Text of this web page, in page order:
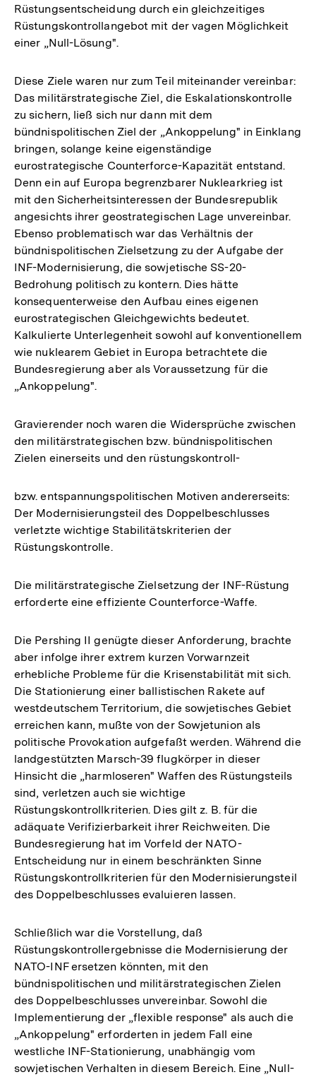
Rüstungsentscheidung durch ein gleichzeitiges
Rüstungskontrollangebot mit der vagen Möglichkeit
einer „Null-Lösung".
Diese Ziele waren nur zum Teil miteinander vereinbar:
Das militärstrategische Ziel, die Eskalationskontrolle
zu sichern, ließ sich nur dann mit dem
bündnispolitischen Ziel der „Ankoppelung" in Einklang
bringen, solange keine eigenständige
eurostrategische Counterforce-Kapazität entstand.
Denn ein auf Europa begrenzbarer Nuklearkrieg ist
mit den Sicherheitsinteressen der Bundesrepublik
angesichts ihrer geostrategischen Lage unvereinbar.
Ebenso problematisch war das Verhältnis der
bündnispolitischen Zielsetzung zu der Aufgabe der
INF-Modernisierung, die sowjetische SS-20-
Bedrohung politisch zu kontern. Dies hätte
konsequenterweise den Aufbau eines eigenen
eurostrategischen Gleichgewichts bedeutet.
Kalkulierte Unterlegenheit sowohl auf konventionellem
wie nuklearem Gebiet in Europa betrachtete die
Bundesregierung aber als Voraussetzung für die
„Ankoppelung".
Gravierender noch waren die Widersprüche zwischen
den militärstrategischen bzw. bündnispolitischen
Zielen einerseits und den rüstungskontroll-
bzw. entspannungspolitischen Motiven andererseits:
Der Modernisierungsteil des Doppelbeschlusses
verletzte wichtige Stabilitätskriterien der
Rüstungskontrolle.
Die militärstrategische Zielsetzung der INF-Rüstung
erforderte eine effiziente Counterforce-Waffe.
Die Pershing II genügte dieser Anforderung, brachte
aber infolge ihrer extrem kurzen Vorwarnzeit
erhebliche Probleme für die Krisenstabilität mit sich.
Die Stationierung einer ballistischen Rakete auf
westdeutschem Territorium, die sowjetisches Gebiet
erreichen kann, mußte von der Sowjetunion als
politische Provokation aufgefaßt werden. Während die
landgestützten Marsch-39 flugkörper in dieser
Hinsicht die „harmloseren" Waffen des Rüstungsteils
sind, verletzen auch sie wichtige
Rüstungskontrollkriterien. Dies gilt z. B. für die
adäquate Verifizierbarkeit ihrer Reichweiten. Die
Bundesregierung hat im Vorfeld der NATO-
Entscheidung nur in einem beschränkten Sinne
Rüstungskontrollkriterien für den Modernisierungsteil
des Doppelbeschlusses evaluieren lassen.
Schließlich war die Vorstellung, daß
Rüstungskontrollergebnisse die Modernisierung der
NATO-INF ersetzen könnten, mit den
bündnispolitischen und militärstrategischen Zielen
des Doppelbeschlusses unvereinbar. Sowohl die
Implementierung der „flexible response" als auch die
„Ankoppelung" erforderten in jedem Fall eine
westliche INF-Stationierung, unabhängig vom
sowjetischen Verhalten in diesem Bereich. Eine „Null-